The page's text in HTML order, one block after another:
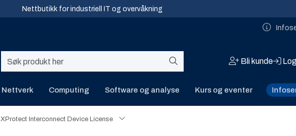
Nettbutikk for industriell IT og overvåkning
Bli kunde
Nettverk Computing Software og analyse Kurs og eventer
XProtect Interconnect Device License